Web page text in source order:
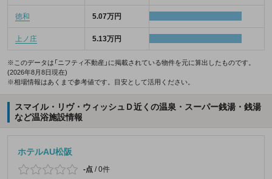
徳和 5.07万円
上ノ庄 5.13万円
※このデータは「ニフティ不動産」に掲載されている物件を元に算出したものです。
(2026年8月8日現在)
※相場情報はあくまで参考値です。目安として活用ください。
スマイル・リヴ・ウィッシュＤ近くの温泉・スーパー銭湯・銭湯
など温浴施設情報
ホテルAU松阪
-点 /0件